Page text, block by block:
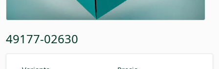
49177-02630